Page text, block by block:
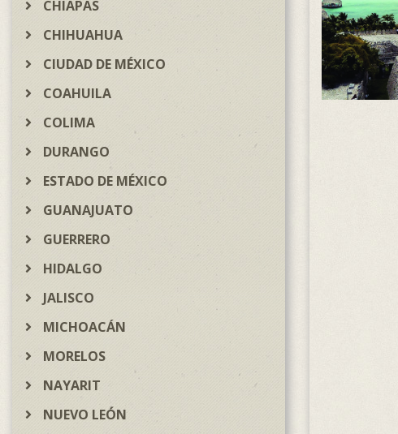
CHIAPAS
CHIHUAHUA
CIUDAD DE MÉXICO
COAHUILA
COLIMA
DURANGO
ESTADO DE MÉXICO
GUANAJUATO
GUERRERO
HIDALGO
JALISCO
MICHOACÁN
MORELOS
NAYARIT
NUEVO LEÓN